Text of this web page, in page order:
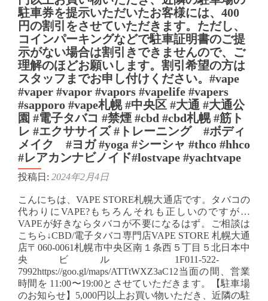
駐車券を提示いただいたお客様には、400
円の割引をさせていただきます。ただし、
コインパーキングなどで駐車証明書のご提
示がない場合は割引きできませんので、ご
理解のほどお願いします。割引希望の方は
スタッフまでお申し付けください。⁡#vape
#vaper #vapor #vapors #vapelife #vapers
#sapporo #vape札幌 #中央区 #大通 #大通公
園 #電子タバコ #禁煙 #cbd #cbd札幌 #筋ト
レ #エクササイズ #トレーニング #ボディ
メイク #ヨガ #yoga #シーシャ #thco #hhco
#レアカンナビノイド#lostvape #yachtvape
投稿日: 2024年2月4日
こんにちは、VAPE STORE札幌大通店です。⁡タバコの
代わりにVAPE?もちろんそれも正しいのですが…
⁡VAPEが好きならタバコが不要になるはず。⁡ご相談は
こちら↓⁡CBD/電子タバコ専門店VAPE STORE 札幌大通
店〒060-0061札幌市中央区南１条西５丁目５北日本中
央ビル 1F011-522-
7992https://goo.gl/maps/ATTtWXZ3aC12⁡当面の間、営業
時間を 11:00〜19:00とさせていただきます。⁡【駐車場
のお知らせ】⁡5,000円以上お買い物いただき、近隣の駐